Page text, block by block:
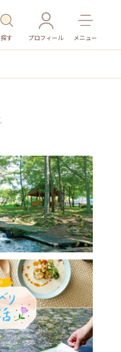
探す プロフィール メニュー
その他施設 ごはん